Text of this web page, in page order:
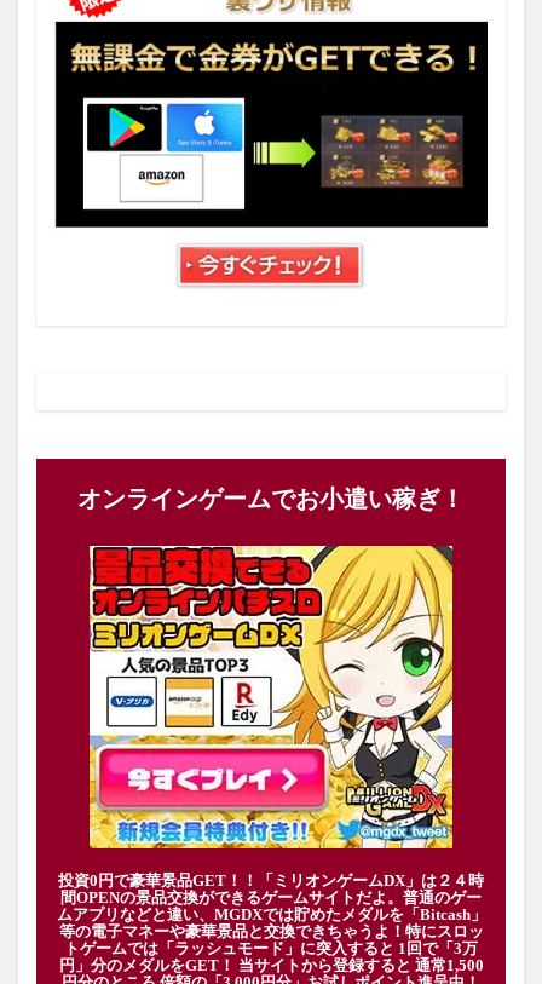
オンラインゲームでお小遣い稼ぎ！
投資0円で豪華景品GET！！「ミリオンゲームDX」は２４時
間OPENの景品交換ができるゲームサイトだよ。普通のゲー
ムアプリなどと違い、MGDXでは貯めたメダルを「Bitcash」
等の電子マネーや豪華景品と交換できちゃうよ！特にスロッ
トゲームでは「ラッシュモード」に突入すると 1回で「3万
円」分のメダルをGET！ 当サイトから登録すると 通常1,500